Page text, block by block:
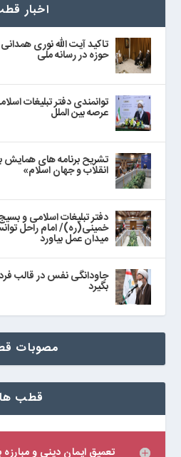
اخبار
تاکید آیت الله نوری
حوزه در رسانه ملی
توانمندی دفتر تبلیغات
عرصه بین الملل
تشریح برنامه های همایش
انقلاب و جهان اسلام»
دفتر تبلیغات اسلامی و
خمینی(ره)/ امام راحل
میدان عمل بیاورد
جاودانگی نفس در قالب
بگیرد
مصوبات
قطب ها
تعمیق ایمان دینی و